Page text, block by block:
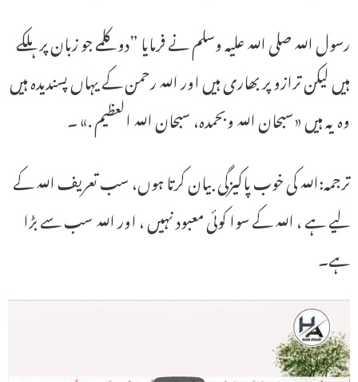
رسول اللہ صلی اللہ علیہ وسلم نے فرمایا ”دو کلمے جو زبان پر ہلکے
ہیں لیکن ترازو پر بھاری ہیں اور اللہ رحمن کے یہاں پسندیدہ ہیں
وہ یہ ہیں «سبحان الله وبحمده،‏‏‏‏ سبحان الله العظيم‏ ‏‏.» ۔
ترجمہ:اللہ كى خوب پاكيزگی بيان كرتا ہوں، سب تعريف اللہ كے
ليے ہے ، اللہ کے سوا كوئى معبود نہيں ، اور اللہ سب سے بڑا
ہے۔